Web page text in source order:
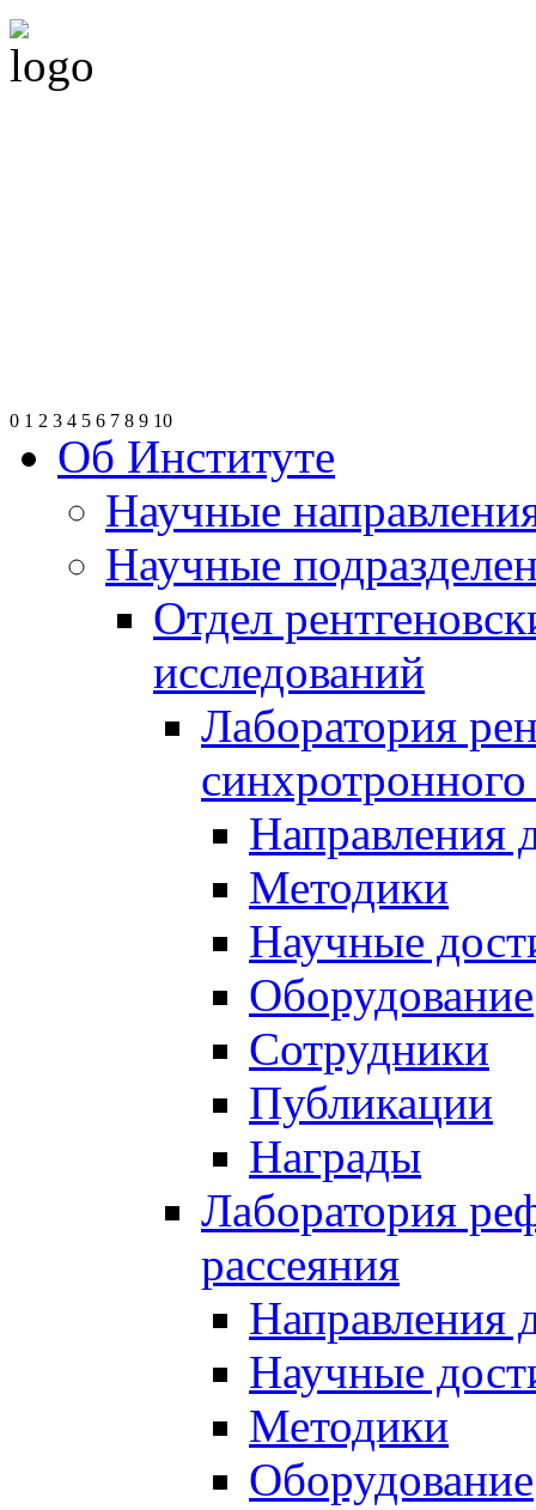
0 1 2 3 4 5 6 7 8 9 10
Об Институте
Научные
Научные
Отдел
исследований
Лаборатория
Направления
Методики
Научные
Оборудование
Сотрудники
Публикации
Награды
Лаборатория
рассеяния
Направления
Научные
Методики
Оборудование